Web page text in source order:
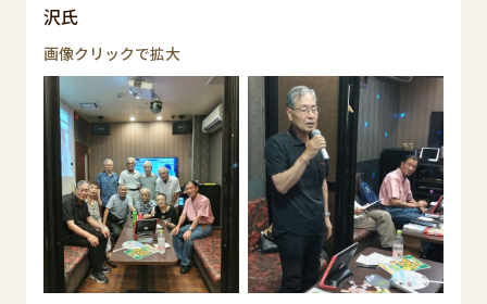
沢氏
画像クリックで拡大